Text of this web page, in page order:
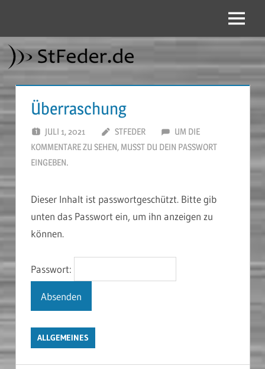
springen
Menü
Überraschung
JULI 1, 2021 STFEDER
UM DIE
KOMMENTARE ZU SEHEN, MUSST DU DEIN PASSWORT
EINGEBEN.
Dieser Inhalt ist passwortgeschützt. Bitte gib
unten das Passwort ein, um ihn anzeigen zu
können.
Passwort:
ALLGEMEINES